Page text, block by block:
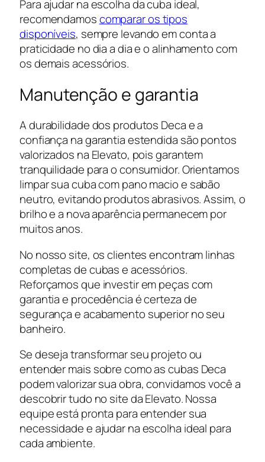
Para ajudar na escolha da cuba ideal,
recomendamoscomparar os tipos
disponíveis, sempre levando em conta a
praticidade no dia a dia e o alinhamento com
os demais acessórios.
Manutenção e garantia
A durabilidade dos produtos Deca e a
confiança na garantia estendida são pontos
valorizados na Elevato, pois garantem
tranquilidade para o consumidor. Orientamos
limpar sua cuba com pano macio e sabão
neutro, evitando produtos abrasivos. Assim, o
brilho e a nova aparência permanecem por
muitos anos.
No nosso site, os clientes encontram linhas
completas de cubas e acessórios.
Reforçamos que investir em peças com
garantia e procedência é certeza de
segurança e acabamento superior no seu
banheiro.
Se deseja transformar seu projeto ou
entender mais sobre como as cubas Deca
podem valorizar sua obra, convidamos você a
descobrir tudo no site da Elevato. Nossa
equipe está pronta para entender sua
necessidade e ajudar na escolha ideal para
cada ambiente.